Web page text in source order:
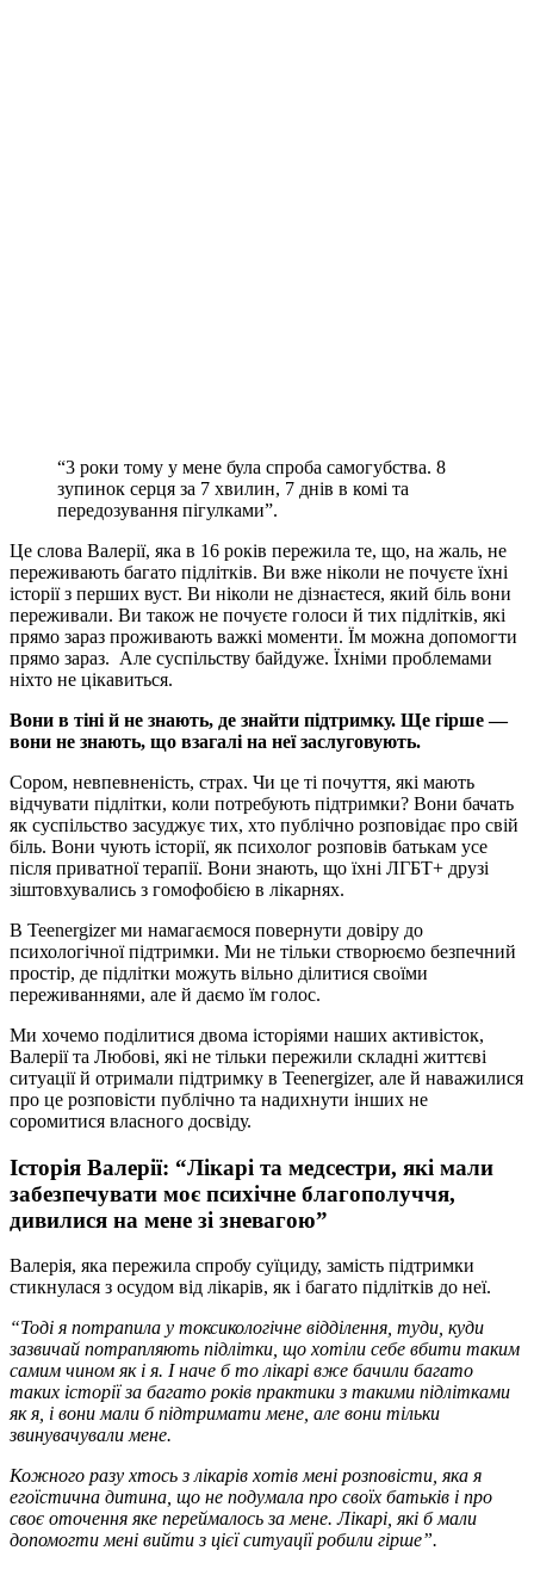
“3 роки тому у мене була спроба самогубства. 8
зупинок серця за 7 хвилин, 7 днів в комі та
передозування пігулками”.
Це слова Валерії, яка в 16 років пережила те, що, на жаль, не
переживають багато підлітків. Ви вже ніколи не почуєте їхні
історії з перших вуст. Ви ніколи не дізнаєтеся, який біль вони
переживали. Ви також не почуєте голоси й тих підлітків, які
прямо зараз проживають важкі моменти. Їм можна допомогти
прямо зараз. Але суспільству байдуже. Їхніми проблемами
ніхто не цікавиться.
Вони в тіні й не знають, де знайти підтримку. Ще гірше —
вони не знають, що взагалі на неї заслуговують.
Сором, невпевненість, страх. Чи це ті почуття, які мають
відчувати підлітки, коли потребують підтримки? Вони бачать
як суспільство засуджує тих, хто публічно розповідає про свій
біль. Вони чують історії, як психолог розповів батькам усе
після приватної терапії. Вони знають, що їхні ЛГБТ+ друзі
зіштовхувались з гомофобією в лікарнях.
В Teenergizer ми намагаємося повернути довіру до
психологічної підтримки. Ми не тільки створюємо безпечний
простір, де підлітки можуть вільно ділитися своїми
переживаннями, але й даємо їм голос.
Ми хочемо поділитися двома історіями наших активісток,
Валерії та Любові, які не тільки пережили складні життєві
ситуації й отримали підтримку в Teenergizer, але й наважилися
про це розповісти публічно та надихнути інших не
соромитися власного досвіду.
Історія Валерії: “Лікарі та медсестри, які мали
забезпечувати моє психічне благополуччя,
дивилися на мене зі зневагою”
Валерія, яка пережила спробу суїциду, замість підтримки
стикнулася з осудом від лікарів, як і багато підлітків до неї.
“Тоді я потрапила у токсикологічне відділення, туди, куди
зазвичай потрапляють підлітки, що хотіли себе вбити таким
самим чином як і я. І наче б то лікарі вже бачили багато
таких історії за багато років практики з такими підлітками
як я, і вони мали б підтримати мене, але вони тільки
звинувачували мене.
Кожного разу хтось з лікарів хотів мені розповісти, яка я
егоїстична дитина, що не подумала про своїх батьків і про
своє оточення яке переймалось за мене. Лікарі, які б мали
допомогти мені вийти з цієї ситуації робили гірше”.